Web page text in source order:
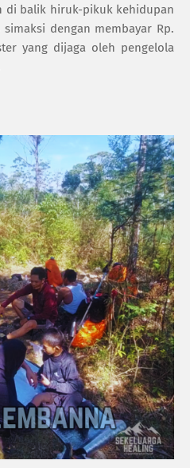
di balik hiruk-pikuk kehidupan
dengan membayar Rp.
yang dijaga oleh pengelola